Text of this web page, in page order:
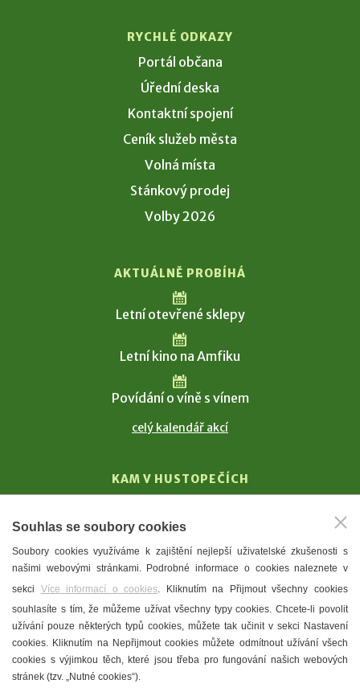
RYCHLÉ ODKAZY
Portál občana
Úřední deska
Kontaktní spojení
Ceník služeb města
Volná místa
Stánkový prodej
Volby 2026
AKTUÁLNĚ PROBÍHÁ
Letní otevřené sklepy
Letní kino na Amfiku
Povídání o víně s vínem
celý kalendář akcí
KAM V HUSTOPEČÍCH
T. G. Masaryk
Mandloně
Ubytování
Restaurace
Městské muzeum a galerie
Denní meníčka
Souhlas se soubory cookies
Soubory cookies využíváme k zajištění nejlepší uživatelské zkušenosti s
našimi webovými stránkami. Podrobné informace o cookies naleznete v
sekci Více informací o cookies. Kliknutím na Přijmout všechny cookies
souhlasíte s tím, že můžeme užívat všechny typy cookies. Chcete-li povolit
užívání pouze některých typů cookies, můžete tak učinit v sekci Nastavení
cookies. Kliknutím na Nepřijmout cookies můžete odmítnout užívání všech
cookies s výjimkou těch, které jsou třeba pro fungování našich webových
stránek (tzv. „Nutné cookies“).